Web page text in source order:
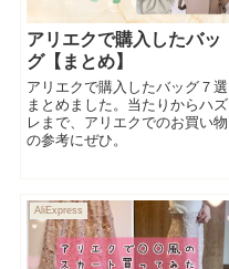
アリエクで購入したバッ
グ【まとめ】
アリエクで購入したバッグ７選
まとめました。当たりからハズ
レまで、アリエクでのお買い物
の参考にぜひ。
AliExpress